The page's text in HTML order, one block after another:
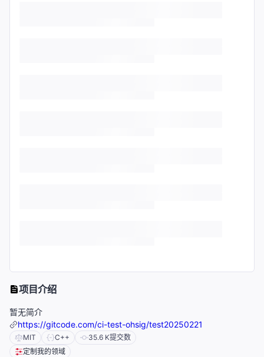
项目介绍
暂无简介
https://gitcode.com/ci-test-ohsig/test20250221
MIT C++ 35.6 K提交数
定制我的领域